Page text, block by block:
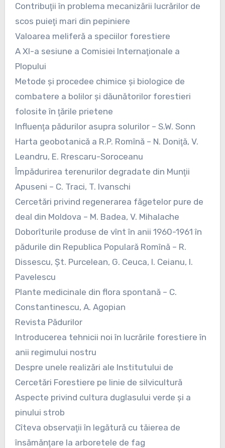
Contribuţii în problema mecanizării lucrărilor de
scos puieţi mari din pepiniere
Valoarea meliferă a speciilor forestiere
A XI-a sesiune a Comisiei Internaţionale a
Plopului
Metode şi procedee chimice şi biologice de
combatere a bolilor şi dăunătorilor forestieri
folosite în ţările prietene
Influenţa pădurilor asupra solurilor – S.W. Sonn
Harta geobotanică a R.P. Romînă – N. Doniţă, V.
Leandru, E. Rrescaru-Soroceanu
Împădurirea terenurilor degradate din Munţii
Apuseni – C. Traci, T. Ivanschi
Cercetări privind regenerarea făgetelor pure de
deal din Moldova – M. Badea, V. Mihalache
Doborîturile produse de vînt în anii 1960-1961 în
pădurile din Republica Populară Romînă – R.
Dissescu, Şt. Purcelean, G. Ceuca, I. Ceianu, I.
Pavelescu
Plante medicinale din flora spontană – C.
Constantinescu, A. Agopian
Revista Pădurilor
Introducerea tehnicii noi în lucrările forestiere în
anii regimului nostru
Despre unele realizări ale Institutului de
Cercetări Forestiere pe linie de silvicultură
Aspecte privind cultura duglasului verde şi a
pinului strob
Cîteva observaţii în legătură cu tăierea de
însămănţare la arboretele de fag